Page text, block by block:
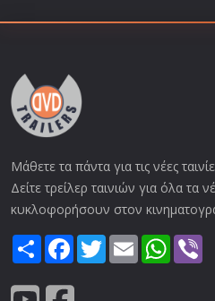
Μάθετε τα πάντα για τις νέες
Δείτε τρείλερ ταινιών για όλα τα
κυκλοφορήσουν στον
ShareFacebook
TwitterEmail